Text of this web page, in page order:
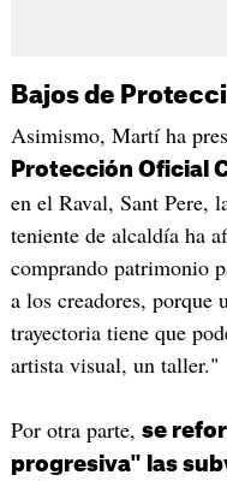
Bajos de
Asimismo, Martí ha
Protección Oficial
en el Raval, Sant Pere,
teniente de alcaldía ha
comprando patrimonio
a los creadores, porque
trayectoria tiene que
artista visual, un taller."
Por otra parte, se
progresiva" las